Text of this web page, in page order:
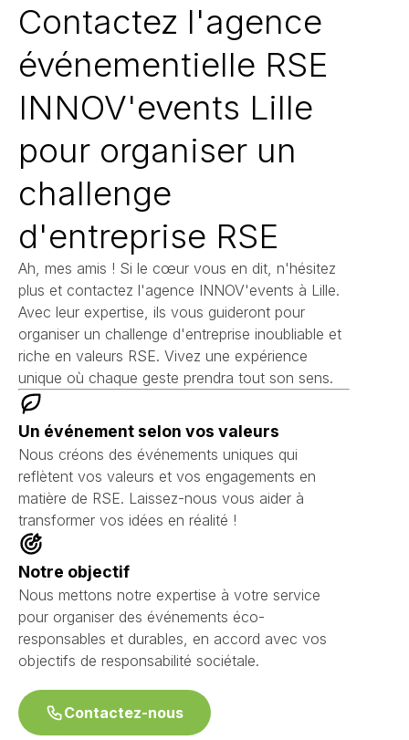
Contactez l'agence
événementielle RSE
INNOV'events Lille
pour organiser un
challenge
d'entreprise RSE
Ah, mes amis ! Si le cœur vous en dit, n'hésitez
plus et contactez l'agence INNOV'events à Lille.
Avec leur expertise, ils vous guideront pour
organiser un challenge d'entreprise inoubliable et
riche en valeurs RSE. Vivez une expérience
unique où chaque geste prendra tout son sens.
Un événement selon vos valeurs
Nous créons des événements uniques qui
reflètent vos valeurs et vos engagements en
matière de RSE. Laissez-nous vous aider à
transformer vos idées en réalité !
Notre objectif
Nous mettons notre expertise à votre service
pour organiser des événements éco-
responsables et durables, en accord avec vos
objectifs de responsabilité sociétale.
Contactez-nous